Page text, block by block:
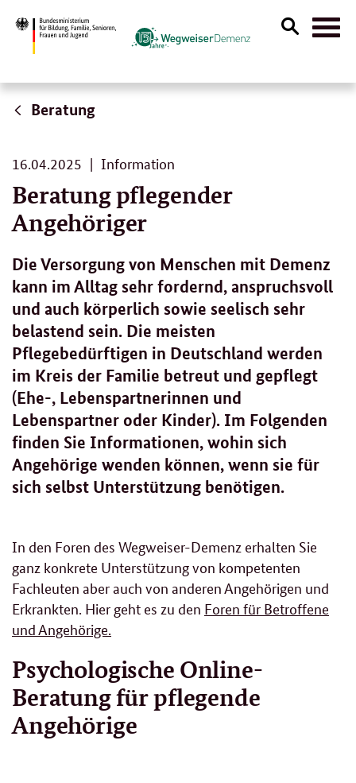
Suche
Beratung
Beratung pflegender
Angehöriger
16.04.2025 16.
04.
2025
Information
Die Versorgung von Menschen mit Demenz
kann im Alltag sehr fordernd, anspruchsvoll
und auch körperlich sowie seelisch sehr
belastend sein. Die meisten
Pflegebedürftigen in Deutschland werden
im Kreis der Familie betreut und gepflegt
(Ehe-, Lebenspartnerinnen und
Lebenspartner oder Kinder). Im Folgenden
finden Sie Informationen, wohin sich
Angehörige wenden können, wenn sie für
sich selbst Unterstützung benötigen.
In den Foren des Wegweiser-Demenz erhalten Sie
ganz konkrete Unterstützung von kompetenten
Fachleuten aber auch von anderen Angehörigen und
Erkrankten. Hier geht es zu den Foren für Betroffene
und Angehörige.
Psychologische Online-
Beratung für pflegende
Angehörige